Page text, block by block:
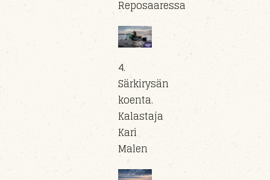
Reposaaressa
4.
Särkirysän
koenta.
Kalastaja
Kari
Malen